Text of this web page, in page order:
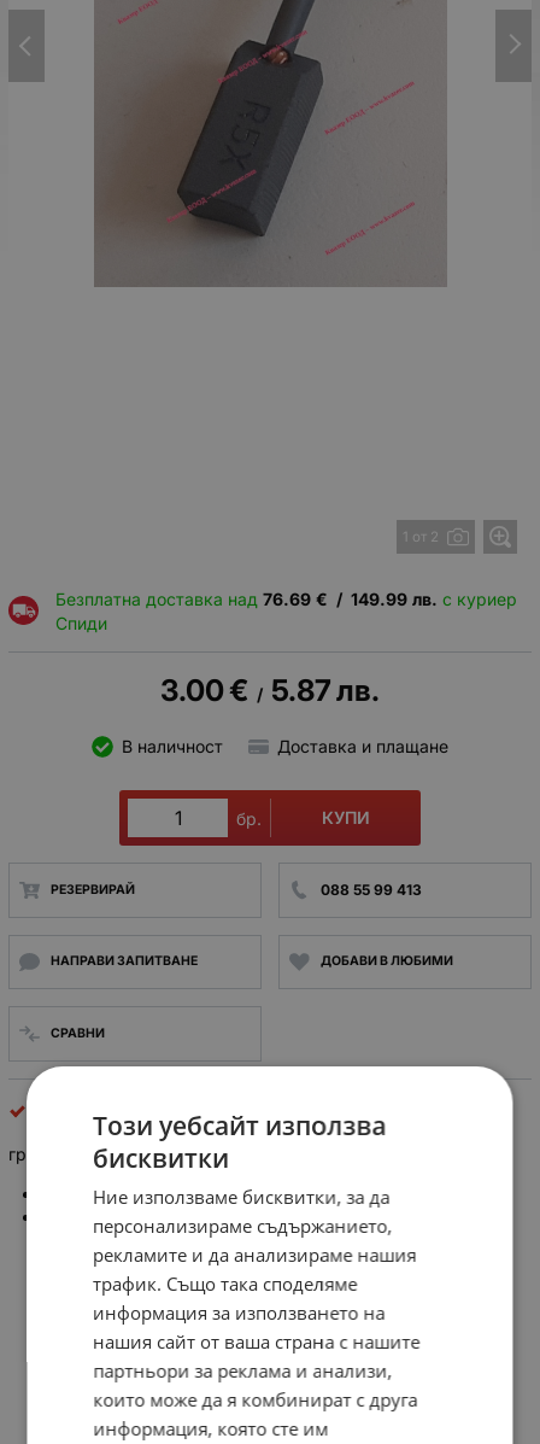
1 от 2
Безплатна доставка над 76.69 € / 149.99 лв. с куриер
Спиди
3.00€ / 5.87лв.
В наличност Доставка и плащане
бр. КУПИ
РЕЗЕРВИРАЙ 088 55 99 413
НАПРАВИ ЗАПИТВАНЕ ДОБАВИ В ЛЮБИМИ
СРАВНИ
графитни четки за електродвигатели, R5X 10x12.5x22/18mm
Размер: 10x12.5x22/18mm (a*b*c)
Този уебсайт използва
бисквитки
Ние използваме бисквитки, за да
персонализираме съдържанието,
рекламите и да анализираме нашия
трафик. Също така споделяме
информация за използването на
нашия сайт от ваша страна с нашите
партньори за реклама и анализи,
които може да я комбинират с друга
информация, която сте им